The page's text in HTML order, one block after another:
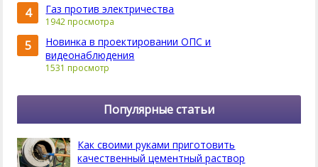
4 Газ против электричества
1942 просмотра
5
Новинка в проектировании ОПС и
видеонаблюдения
1531 просмотр
Популярные статьи
Как своими руками приготовить
качественный цементный раствор